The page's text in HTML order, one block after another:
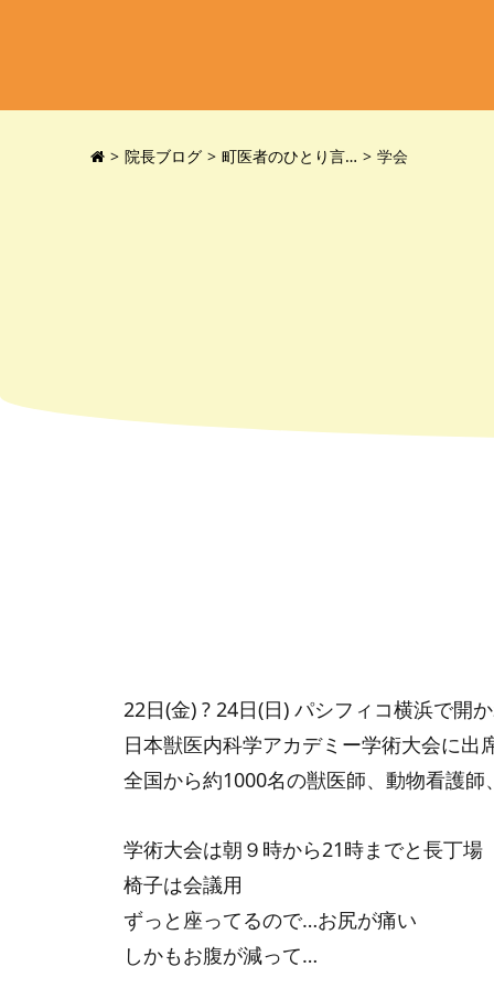
院長ブログ 町医者のひとり言… 学会
22日(金) ? 24日(日) パシフィコ横浜で開
日本獣医内科学アカデミー学術大会に出
全国から約1000名の獣医師、動物看護
学術大会は朝９時から21時までと長丁場
椅子は会議用
ずっと座ってるので…お尻が痛い
しかもお腹が減って…